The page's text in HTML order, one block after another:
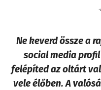
Ne keverd össze a
social media
felépíted az oltárt
vele élőben. A